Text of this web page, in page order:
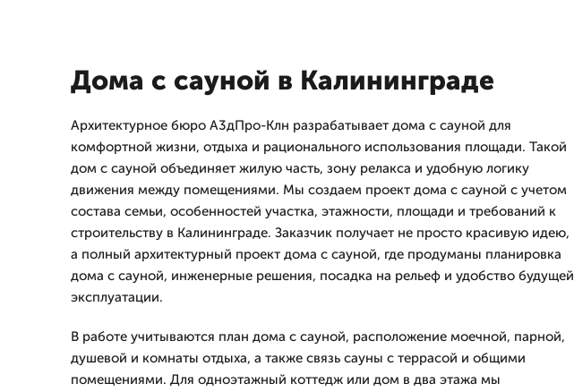
Дома с сауной в Калининграде
Архитектурное бюро А3дПро-Клн разрабатывает дома с сауной для
комфортной жизни, отдыха и рационального использования площади. Такой
дом с сауной объединяет жилую часть, зону релакса и удобную логику
движения между помещениями. Мы создаем проект дома с сауной с учетом
состава семьи, особенностей участка, этажности, площади и требований к
строительству в Калининграде. Заказчик получает не просто красивую идею,
а полный архитектурный проект дома с сауной, где продуманы планировка
дома с сауной, инженерные решения, посадка на рельеф и удобство будущей
эксплуатации.
В работе учитываются план дома с сауной, расположение моечной, парной,
душевой и комнаты отдыха, а также связь сауны с террасой и общими
помещениями. Для одноэтажный коттедж или дом в два этажа мы